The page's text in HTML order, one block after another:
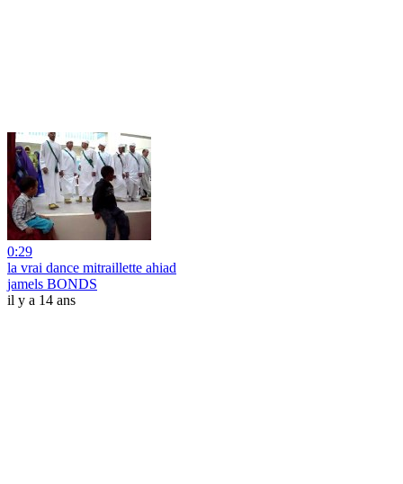
0:29
la vrai dance mitraillette ahiad
jamels BONDS
il y a 14 ans